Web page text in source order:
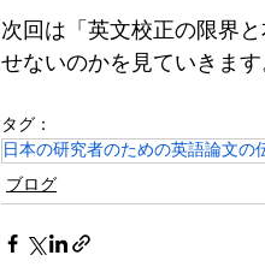
次回は「英文校正の限界
せないのかを見ていきます
タグ：
日本の研究者のための英語論文の
ブログ